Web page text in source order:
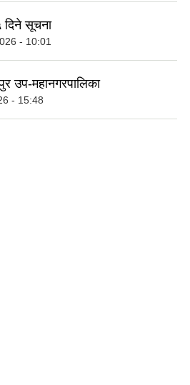
दिने सूचना
- 10:01
उप-महानगरपालिका
- 15:48